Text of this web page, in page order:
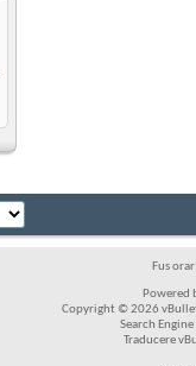
Fus
Powered
Copyright © 2026
Search
Traducere